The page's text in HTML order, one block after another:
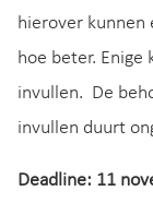
hierover kunnen
hoe beter. Enige
invullen. De
invullen duurt
Deadline: 11